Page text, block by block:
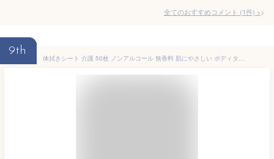
全てのおすすめコメント (1件) >
9th
体拭きシート 介護 50枚 ノンアルコール 無香料 肌にやさしい ボディタオル 濡れタオル 使い捨て 防災用品 災害 避難 防災グッズ ウェットシート 全身 清潔 風呂代わり 入院 からだふき WTY-B50E アイリスオーヤマ *